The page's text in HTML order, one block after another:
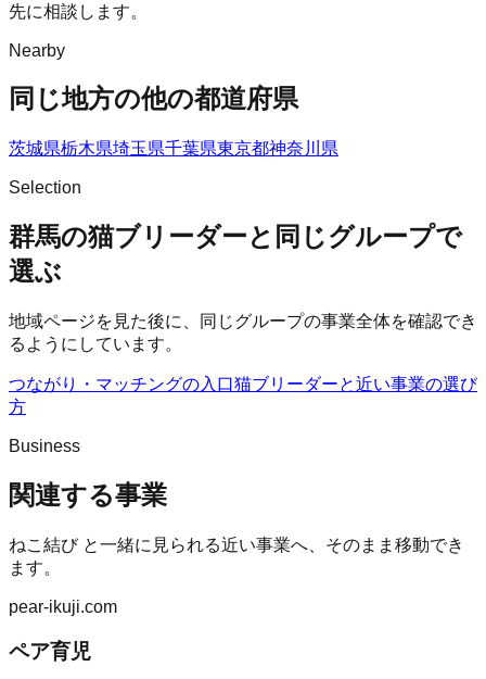
先に相談します。
Nearby
同じ地方の他の都道府県
茨城県栃木県埼玉県千葉県東京都神奈川県
Selection
群馬の猫ブリーダーと同じグループで
選ぶ
地域ページを見た後に、同じグループの事業全体を確認でき
るようにしています。
つながり・マッチングの入口猫ブリーダーと近い事業の選び
方
Business
関連する事業
ねこ結びと一緒に見られる近い事業へ、そのまま移動でき
ます。
pear-ikuji.com
ペア育児